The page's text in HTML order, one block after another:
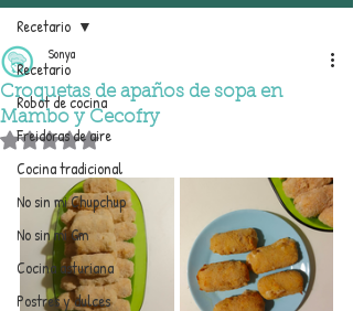
Recetario
Robot de cocina
Freidoras de aire
Cocina tradicional
No sin mi Chupchup
No sin mi Gm
Cocina asturiana
Postres y dulces
Recetario
Croquetas de apaños de sopa en
Mambo y Cecofry
Sonya
Obtuvo NaN de 5 estrellas.